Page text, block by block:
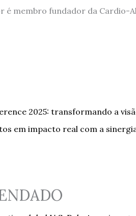
é membro fundador da Cardio-
2025: transformando a
em impacto real com a